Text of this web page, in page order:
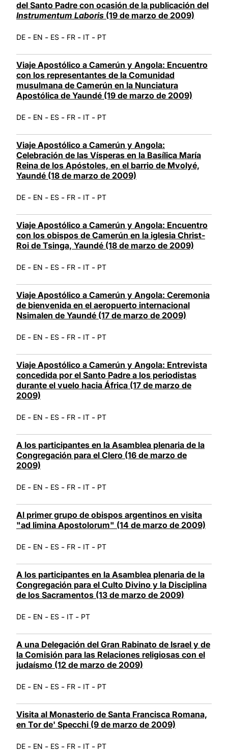
del Santo Padre con ocasión de la publicación del
Instrumentum Laboris (19 de marzo de 2009)
DE - EN - ES - FR - IT - PT
Viaje Apostólico a Camerún y Angola: Encuentro
con los representantes de la Comunidad
musulmana de Camerún en la Nunciatura
Apostólica de Yaundé (19 de marzo de 2009)
DE - EN - ES - FR - IT - PT
Viaje Apostólico a Camerún y Angola:
Celebración de las Vísperas en la Basílica María
Reina de los Apóstoles, en el barrio de Mvolyé,
Yaundé (18 de marzo de 2009)
DE - EN - ES - FR - IT - PT
Viaje Apostólico a Camerún y Angola: Encuentro
con los obispos de Camerún en la iglesia Christ-
Roi de Tsinga, Yaundé (18 de marzo de 2009)
DE - EN - ES - FR - IT - PT
Viaje Apostólico a Camerún y Angola: Ceremonia
de bienvenida en el aeropuerto internacional
Nsimalen de Yaundé (17 de marzo de 2009)
DE - EN - ES - FR - IT - PT
Viaje Apostólico a Camerún y Angola: Entrevista
concedida por el Santo Padre a los periodistas
durante el vuelo hacia África (17 de marzo de
2009)
DE - EN - ES - FR - IT - PT
A los participantes en la Asamblea plenaria de la
Congregación para el Clero (16 de marzo de
2009)
DE - EN - ES - FR - IT - PT
Al primer grupo de obispos argentinos en visita
"ad limina Apostolorum" (14 de marzo de 2009)
DE - EN - ES - FR - IT - PT
A los participantes en la Asamblea plenaria de la
Congregación para el Culto Divino y la Disciplina
de los Sacramentos (13 de marzo de 2009)
DE - EN - ES - IT - PT
A una Delegación del Gran Rabinato de Israel y de
la Comisión para las Relaciones religiosas con el
judaísmo (12 de marzo de 2009)
DE - EN - ES - FR - IT - PT
Visita al Monasterio de Santa Francisca Romana,
en Tor de' Specchi (9 de marzo de 2009)
DE - EN - ES - FR - IT - PT